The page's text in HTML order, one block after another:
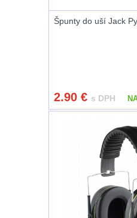
Nože164
Taktická pera4
Lékárničky17
Špunty do uší Jack
2.90 € s DPH